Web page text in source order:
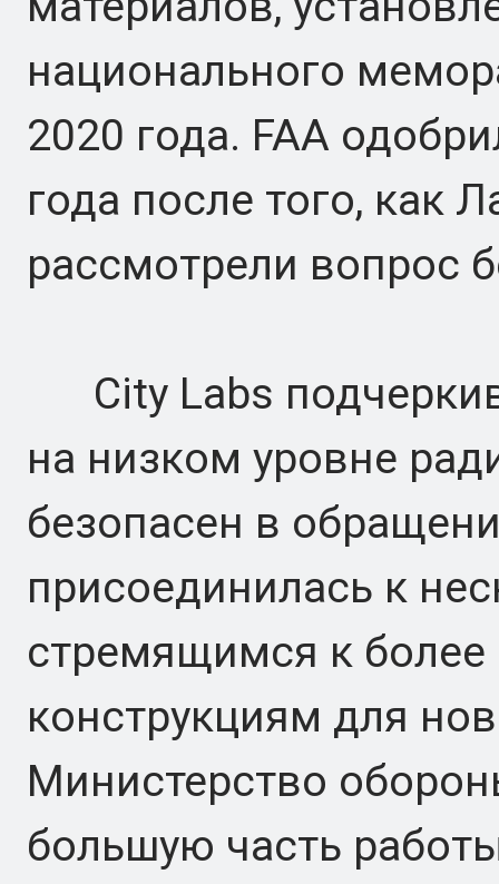
национального
2020 года. FAA
года после того, как
рассмотрели вопрос
City Labs
на низком уровне
безопасен в
присоединилась к
стремящимся к
конструкциям для
Министерство
большую часть